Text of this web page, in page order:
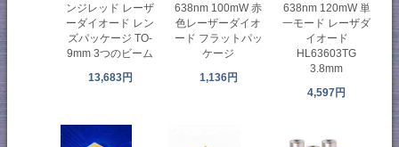
ンジレッド レーザ
ーダイオード レン
ズパッケージ TO-
9mm 3つのビーム
13,683円
638nm 100mW 赤
色レーザーダイオ
ード フラットパッ
ケージ
1,136円
638nm 120mW 単
一モード レーザダ
イオード
HL63603TG
3.8mm
4,597円